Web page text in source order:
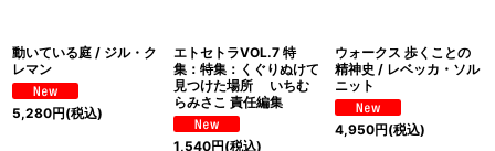
動いている庭 / ジル・ク
レマン
5,280円(税込)
エトセトラVOL.7 特
集：特集：くぐりぬけて
見つけた場所 いちむ
らみさこ 責任編集
1,540円(税込)
ウォークス 歩くことの
精神史 / レベッカ・ソル
ニット
4,950円(税込)